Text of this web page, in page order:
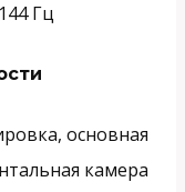
144 Гц
основная
камера